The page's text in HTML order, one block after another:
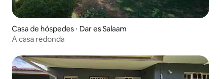
Casa de hóspedes ⋅ Dar es Salaam
A casa redonda